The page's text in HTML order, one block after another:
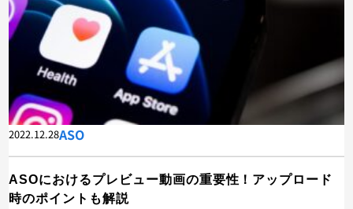
2022.12.28ASO
ASOにおけるプレビュー動画の重要性！アップロード
時のポイントも解説